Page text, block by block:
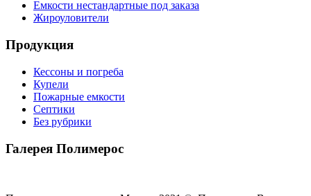
Емкости нестандартные под заказа
Жироуловители
Продукция
Кессоны и погреба
Купели
Пожарные емкости
Септики
Без рубрики
Галерея Полимерос